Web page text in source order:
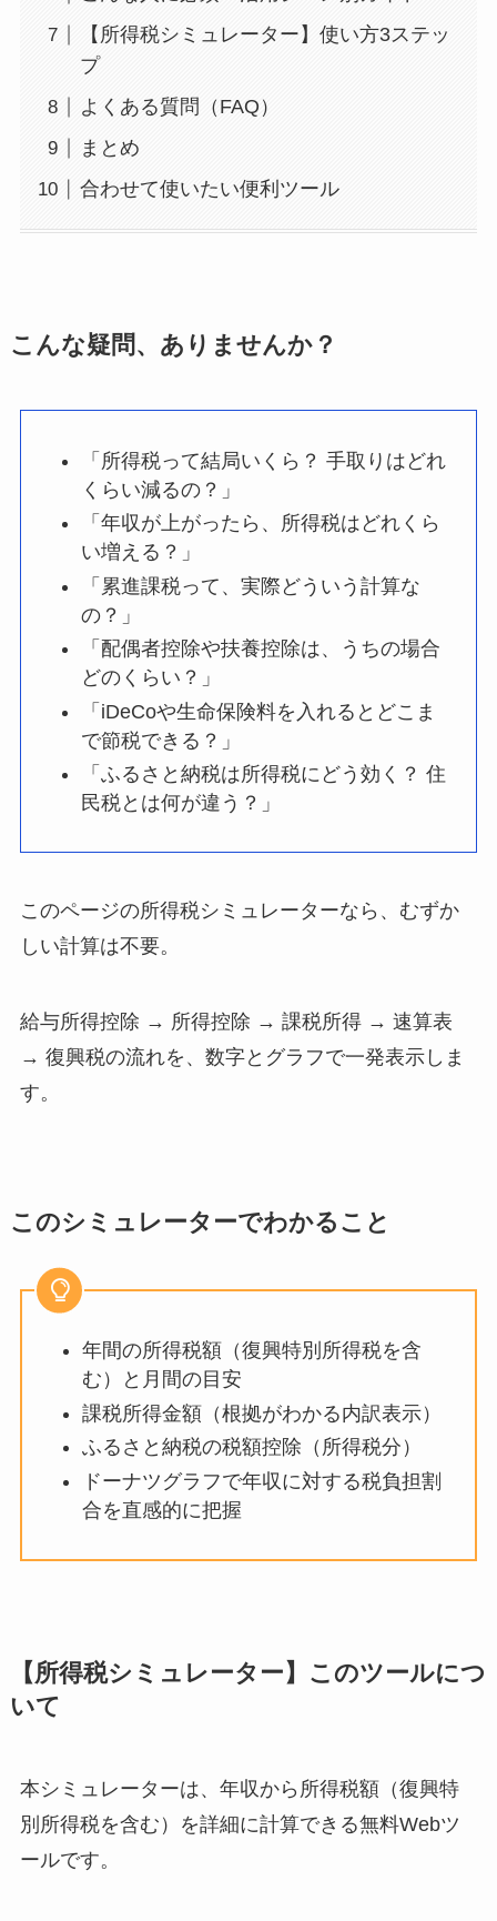
【所得税シミュレーター】使い方3ステッ
プ
よくある質問（FAQ）
まとめ
合わせて使いたい便利ツール
こんな疑問、ありませんか？
「所得税って結局いくら？ 手取りはどれ
くらい減るの？」
「年収が上がったら、所得税はどれくら
い増える？」
「累進課税って、実際どういう計算な
の？」
「配偶者控除や扶養控除は、うちの場合
どのくらい？」
「iDeCoや生命保険料を入れるとどこま
で節税できる？」
「ふるさと納税は所得税にどう効く？ 住
民税とは何が違う？」
このページの所得税シミュレーターなら、むずか
しい計算は不要。
給与所得控除 → 所得控除 → 課税所得 → 速算表
→ 復興税の流れを、数字とグラフで一発表示しま
す。
このシミュレーターでわかること
年間の所得税額（復興特別所得税を含
む）と月間の目安
課税所得金額（根拠がわかる内訳表示）
ふるさと納税の税額控除（所得税分）
ドーナツグラフで年収に対する税負担割
合を直感的に把握
【所得税シミュレーター】このツールにつ
いて
本シミュレーターは、年収から所得税額（復興特
別所得税を含む）を詳細に計算できる無料Webツ
ールです。